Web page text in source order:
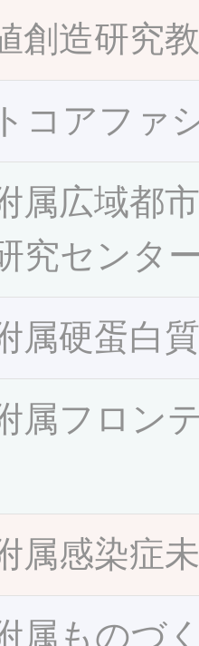
創造研究
コアファ
属広域都
究センタ
属硬蛋白
属フロン
属感染症
属ものづ